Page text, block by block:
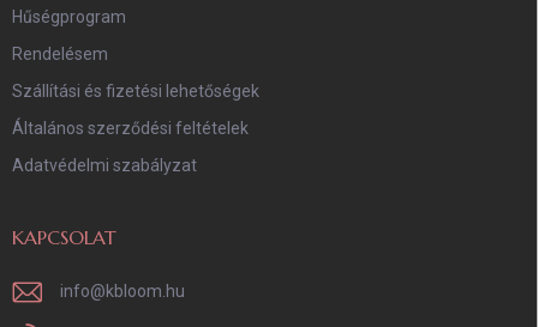
Hűségprogram
Rendelésem
Szállítási és fizetési lehetőségek
Általános szerződési feltételek
Adatvédelmi szabályzat
KAPCSOLAT
info@kbloom.hu